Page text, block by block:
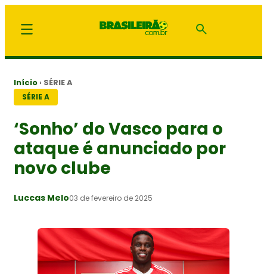
Início › SÉRIE A
SÉRIE A
‘Sonho’ do Vasco para o
ataque é anunciado por
novo clube
Luccas Melo03 de fevereiro de 2025